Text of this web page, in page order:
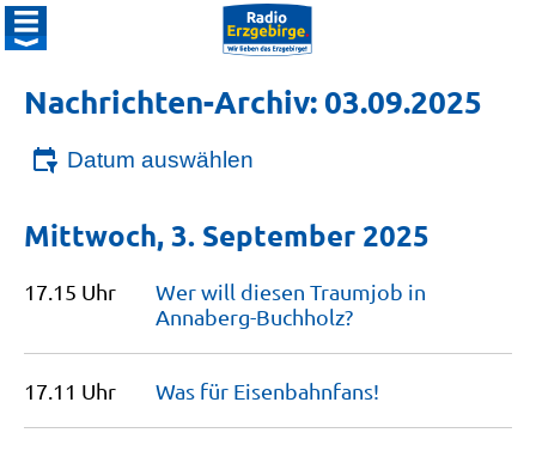
Nachrichten-Archiv: 03.09.2025
Datum auswählen
Mittwoch, 3. September 2025
17.15 Uhr
Wer will diesen Traumjob in
Annaberg-Buchholz?
17.11 Uhr Was für Eisenbahnfans!